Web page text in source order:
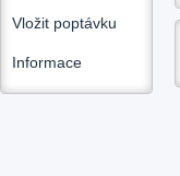
Vložit poptávku
Informace